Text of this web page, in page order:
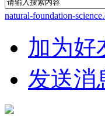
natural-foundation-
加为好
发送消